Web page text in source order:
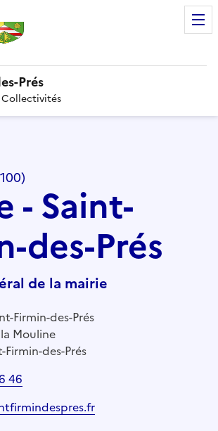
Prés
Collectivités
- Saint-
des-Prés
de la mairie
Firmin-des-Prés
Mouline
Firmin-des-Prés
46